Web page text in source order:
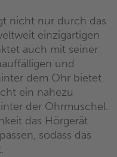
nicht nur durch das
einzigartigen
auch mit seiner
und
dem Ohr bietet.
ein nahezu
der Ohrmuschel.
das Hörgerät
sodass das